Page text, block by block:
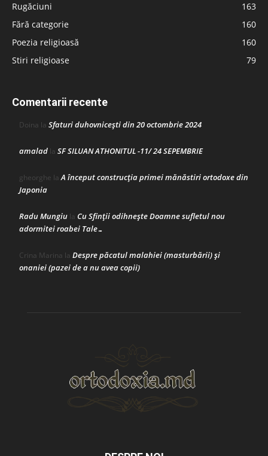
Rugăciuni
163
Fără categorie
160
Poezia religioasă
160
Stiri religioase
79
Comentarii recente
Doina la Sfaturi duhovnicești din 20 octombrie 2024
amalad la SF SILUAN ATHONITUL -11/ 24 SEPEMBRIE
gheorghe laA început construcţia primei mănăstiri ortodoxe din
Japonia
Radu Mungiu la Cu Sfinții odihnește Doamne sufletul nou
adormitei roabei Tale…
Crina Marina la Despre păcatul malahiei (masturbării) şi
onaniei (pazei de a nu avea copii)